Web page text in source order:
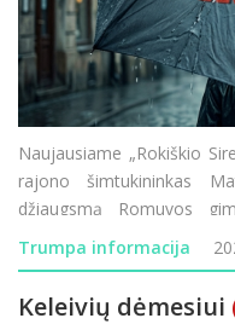
Naujausiame „Rokiškio
rajono šimtukininkas
džiaugsmą Romuvos
skandalas Rokiškyje
Trumpa informacija
Keleivių dėmesiui